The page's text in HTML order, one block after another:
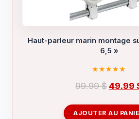
Haut-parleur marin montage
6,5 »
99.99$Le
initial
49.99
AJOUTER AU